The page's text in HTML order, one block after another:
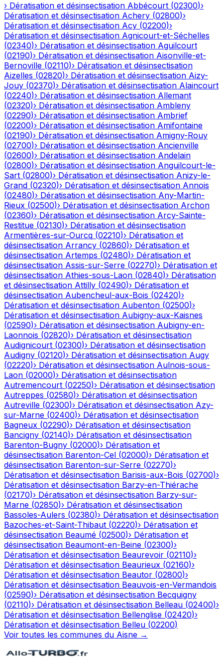
› Dératisation et désinsectisation Abbécourt (02300)›
Dératisation et désinsectisation Achery (02800)›
Dératisation et désinsectisation Acy (02200)›
Dératisation et désinsectisation Agnicourt-et-Séchelles
(02340)› Dératisation et désinsectisation Aguilcourt
(02190)› Dératisation et désinsectisation Aisonville-et-
Bernoville (02110)› Dératisation et désinsectisation
Aizelles (02820)› Dératisation et désinsectisation Aizy-
Jouy (02370)› Dératisation et désinsectisation Alaincourt
(02240)› Dératisation et désinsectisation Allemant
(02320)› Dératisation et désinsectisation Ambleny
(02290)› Dératisation et désinsectisation Ambrief
(02200)› Dératisation et désinsectisation Amifontaine
(02190)› Dératisation et désinsectisation Amigny-Rouy
(02700)› Dératisation et désinsectisation Ancienville
(02600)› Dératisation et désinsectisation Andelain
(02800)› Dératisation et désinsectisation Anguilcourt-le-
Sart (02800)› Dératisation et désinsectisation Anizy-le-
Grand (02320)› Dératisation et désinsectisation Annois
(02480)› Dératisation et désinsectisation Any-Martin-
Rieux (02500)› Dératisation et désinsectisation Archon
(02360)› Dératisation et désinsectisation Arcy-Sainte-
Restitue (02130)› Dératisation et désinsectisation
Armentières-sur-Ourcq (02210)› Dératisation et
désinsectisation Arrancy (02860)› Dératisation et
désinsectisation Artemps (02480)› Dératisation et
désinsectisation Assis-sur-Serre (02270)› Dératisation et
désinsectisation Athies-sous-Laon (02840)› Dératisation
et désinsectisation Attilly (02490)› Dératisation et
désinsectisation Aubencheul-aux-Bois (02420)›
Dératisation et désinsectisation Aubenton (02500)›
Dératisation et désinsectisation Aubigny-aux-Kaisnes
(02590)› Dératisation et désinsectisation Aubigny-en-
Laonnois (02820)› Dératisation et désinsectisation
Audignicourt (02300)› Dératisation et désinsectisation
Audigny (02120)› Dératisation et désinsectisation Augy
(02220)› Dératisation et désinsectisation Aulnois-sous-
Laon (02000)› Dératisation et désinsectisation
Autremencourt (02250)› Dératisation et désinsectisation
Autreppes (02580)› Dératisation et désinsectisation
Autreville (02300)› Dératisation et désinsectisation Azy-
sur-Marne (02400)› Dératisation et désinsectisation
Bagneux (02290)› Dératisation et désinsectisation
Bancigny (02140)› Dératisation et désinsectisation
Barenton-Bugny (02000)› Dératisation et
désinsectisation Barenton-Cel (02000)› Dératisation et
désinsectisation Barenton-sur-Serre (02270)›
Dératisation et désinsectisation Barisis-aux-Bois (02700)›
Dératisation et désinsectisation Barzy-en-Thiérache
(02170)› Dératisation et désinsectisation Barzy-sur-
Marne (02850)› Dératisation et désinsectisation
Bassoles-Aulers (02380)› Dératisation et désinsectisation
Bazoches-et-Saint-Thibaut (02220)› Dératisation et
désinsectisation Beaumé (02500)› Dératisation et
désinsectisation Beaumont-en-Beine (02300)›
Dératisation et désinsectisation Beaurevoir (02110)›
Dératisation et désinsectisation Beaurieux (02160)›
Dératisation et désinsectisation Beautor (02800)›
Dératisation et désinsectisation Beauvois-en-Vermandois
(02590)› Dératisation et désinsectisation Becquigny
(02110)› Dératisation et désinsectisation Belleau (02400)›
Dératisation et désinsectisation Bellenglise (02420)›
Dératisation et désinsectisation Belleu (02200)
Voir toutes les communes du Aisne →